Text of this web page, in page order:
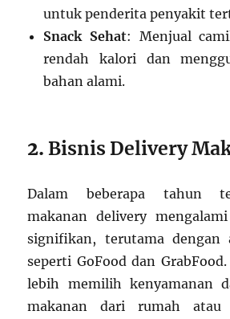
untuk penderita penyakit
Snack Sehat: Menjual
rendah kalori dan
bahan alami.
2. Bisnis Delivery
Dalam beberapa tahun
makanan delivery
signifikan, terutama dengan
seperti GoFood dan
lebih memilih kenyamanan
makanan dari rumah atau